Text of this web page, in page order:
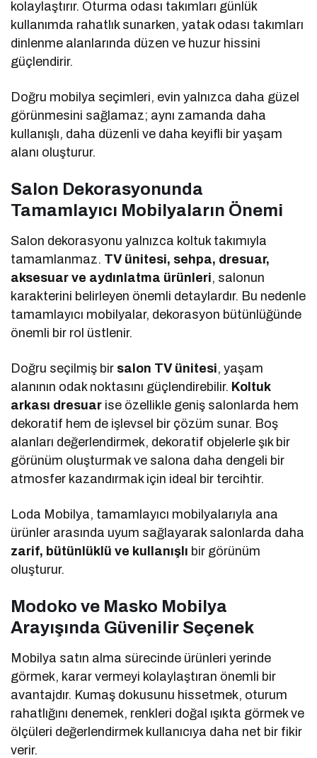
kolaylaştırır. Oturma odası takımları günlük
kullanımda rahatlık sunarken, yatak odası takımları
dinlenme alanlarında düzen ve huzur hissini
güçlendirir.
Doğru mobilya seçimleri, evin yalnızca daha güzel
görünmesini sağlamaz; aynı zamanda daha
kullanışlı, daha düzenli ve daha keyifli bir yaşam
alanı oluşturur.
Salon Dekorasyonunda
Tamamlayıcı Mobilyaların Önemi
Salon dekorasyonu yalnızca koltuk takımıyla
tamamlanmaz. TV ünitesi, sehpa, dresuar,
aksesuar ve aydınlatma ürünleri, salonun
karakterini belirleyen önemli detaylardır. Bu nedenle
tamamlayıcı mobilyalar, dekorasyon bütünlüğünde
önemli bir rol üstlenir.
Doğru seçilmiş bir salon TV ünitesi, yaşam
alanının odak noktasını güçlendirebilir. Koltuk
arkası dresuar ise özellikle geniş salonlarda hem
dekoratif hem de işlevsel bir çözüm sunar. Boş
alanları değerlendirmek, dekoratif objelerle şık bir
görünüm oluşturmak ve salona daha dengeli bir
atmosfer kazandırmak için ideal bir tercihtir.
Loda Mobilya, tamamlayıcı mobilyalarıyla ana
ürünler arasında uyum sağlayarak salonlarda daha
zarif, bütünlüklü ve kullanışlı bir görünüm
oluşturur.
Modoko ve Masko Mobilya
Arayışında Güvenilir Seçenek
Mobilya satın alma sürecinde ürünleri yerinde
görmek, karar vermeyi kolaylaştıran önemli bir
avantajdır. Kumaş dokusunu hissetmek, oturum
rahatlığını denemek, renkleri doğal ışıkta görmek ve
ölçüleri değerlendirmek kullanıcıya daha net bir fikir
verir.